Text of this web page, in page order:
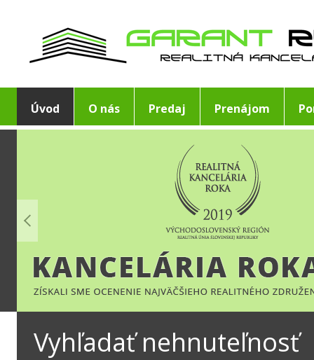
Úvod O nás Predaj Prenájom
Vyhľadať nehnuteľnosť